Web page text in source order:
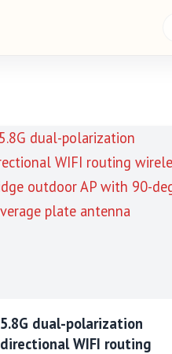
5.8G dual-polarization
directional WIFI routing